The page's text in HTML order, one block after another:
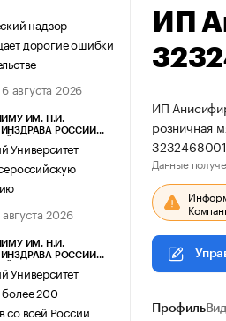
надзор
дорогие ошибки
6 августа 2026
ИМ. Н.И.
РОССИИ
Университет
2026
ИМ. Н.И.
РОССИИ
Университет
200
со всей России
ИП
ИП
розничная
Данные
Профиль